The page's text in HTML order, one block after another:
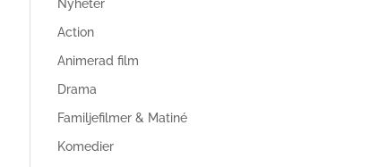
Nyheter
Action
Animerad film
Drama
Familjefilmer & Matiné
Komedier